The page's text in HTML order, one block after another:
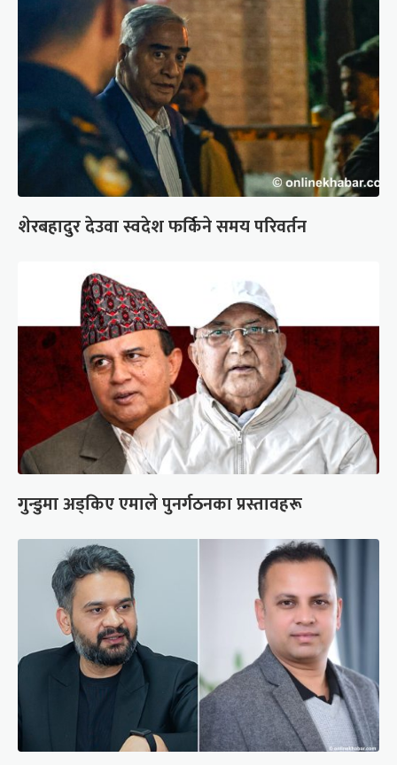
शेरबहादुर देउवा स्वदेश फर्किने समय परिवर्तन
गुन्डुमा अड्किए एमाले पुनर्गठनका प्रस्तावहरू